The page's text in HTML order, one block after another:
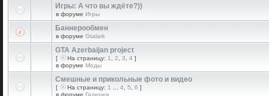
Игры: А что вы ждёте?))
в форуме Игры
Баннерообмен
в форуме Gtalark
GTA Azerbaijan project
[ На страницу: 1 2 3 4 ]
в форуме Моды
Смешные и прикольные фото и видео
[ На страницу: 1 4 5 6 ]
в форуме Галерея